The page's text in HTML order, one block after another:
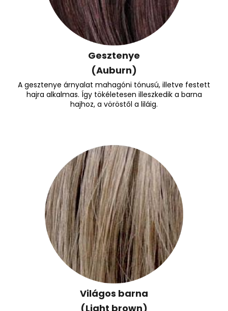
Gesztenye
(Auburn)
A gesztenye árnyalat mahagóni tónusú, illetve festett
hajra alkalmas. Így tökéletesen illeszkedik a barna
hajhoz, a vöröstől a liláig.
Világos barna
(Light brown)